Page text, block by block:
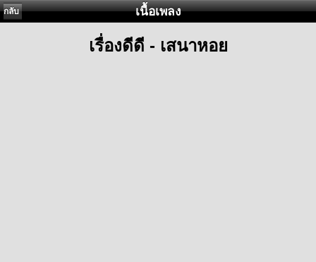
กลับ เนื้อเพลง
เรื่องดีดี - เสนาหอย